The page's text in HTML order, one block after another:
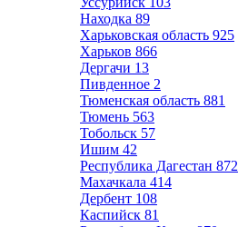
Находка 89
Харьковская область 925
Харьков 866
Дергачи 13
Пивденное 2
Тюменская область 881
Тюмень 563
Тобольск 57
Ишим 42
Республика Дагестан 872
Махачкала 414
Дербент 108
Каспийск 81